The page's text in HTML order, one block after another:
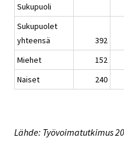
Sukupuoli
Sukupuolet
yhteensä
392
Miehet
152
Naiset
240
Lähde: Työvoimatutkimus